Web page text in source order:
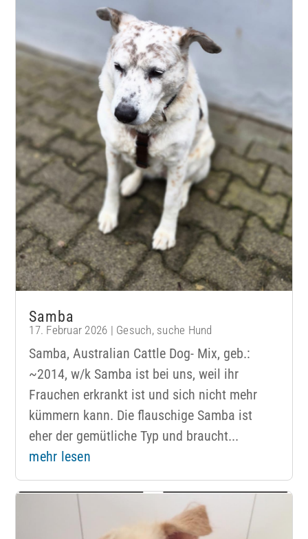
Samba
17. Februar 2026 | Gesuch, suche Hund
Samba, Australian Cattle Dog- Mix, geb.:
~2014, w/k Samba ist bei uns, weil ihr
Frauchen erkrankt ist und sich nicht mehr
kümmern kann. Die flauschige Samba ist
eher der gemütliche Typ und braucht...
mehr lesen